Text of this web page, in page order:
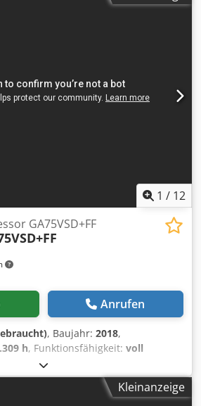
1 / 12
GA75VSD+FF
Anrufen
, Baujahr: 2018,
h, Funktionsfähigkeit: voll
Atlas Copco
und Trockner integriert Cedpfx
12.75 bar 15.50 m3/min Baujahr:
Kleinanzeige